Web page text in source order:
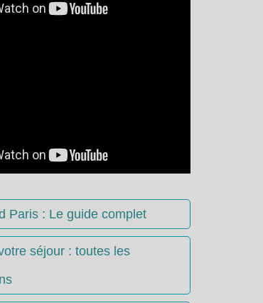
Paris : Le guide complet
séjour : toutes les